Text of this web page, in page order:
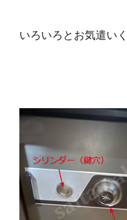
いろいろとお気遣い